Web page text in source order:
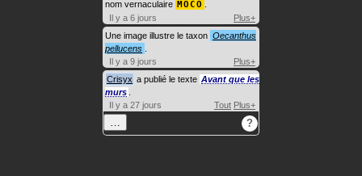
nom vernaculaire MOCO
Il y a 6 jours
Plus+
Une image illustre le taxon Oecanthus
pellucens
Il y a 9 jours
Plus+
Crisyx a publié le texte Avant que les
murs
Il y a 27 jours
Tout Plus+
… ?